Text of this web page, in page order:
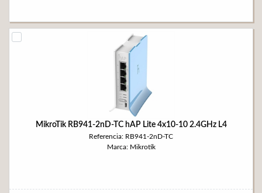
MikroTik RB941-2nD-TC hAP Lite 4x10-10 2.4GHz L4
Referencia: RB941-2nD-TC
Marca: Mikrotik